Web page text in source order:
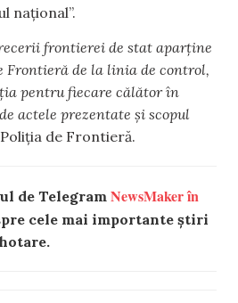
național”.
frontierei de stat aparține
de la linia de control,
pentru fiecare călător în
actele prezentate și scopul
de Frontieră.
de Telegram NewsMaker în
cele mai importante știri